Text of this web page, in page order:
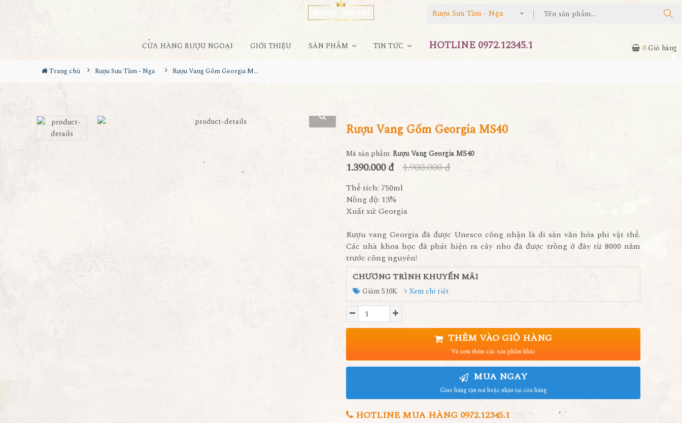
Rượu Sưu Tầm - Nga
CỬA HÀNG RƯỢU NGOẠI GIỚI THIỆU SẢN PHẨM TIN TỨC HOTLINE 0972.12345.1 0Giỏ hàng
Trang chủ Rượu Sưu Tầm - Nga Rượu Vang Gốm Georgia MS40
Rượu Vang Gốm Georgia MS40
Mã sản phẩm: Rượu Vang Georgia MS40
1.390.000 đ 1.900.000 đ
Thể tích: 750ml
Nồng độ: 13%
Xuất xứ: Georgia
Rượu vang Georgia đã được Unesco công nhận là di sản văn hóa phi vật thể.
Các nhà khoa học đã phát hiện ra cây nho đã được trồng ở đây từ 8000 năm
trước công nguyên!
CHƯƠNG TRÌNH KHUYẾN MÃI
Giảm 510K Xem chi tiết
THÊM VÀO GIỎ HÀNG
Và xem thêm các sản phẩm khác
MUA NGAY
Giao hàng tận nơi hoặc nhận tại cửa hàng
HOTLINE MUA HÀNG 0972.12345.1